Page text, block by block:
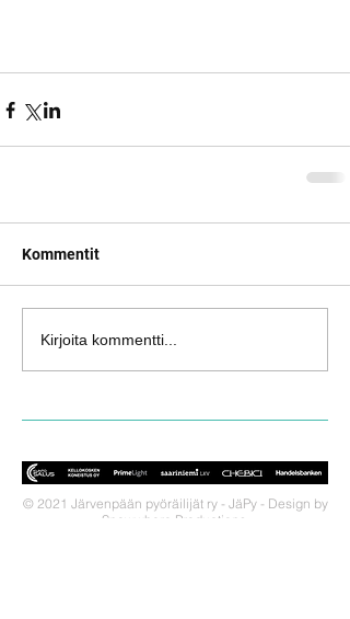
Kommentit
Kirjoita kommentti...
© 2021 Järvenpään pyöräilijät ry - JäPy - Design by
Snowwhere Productions.